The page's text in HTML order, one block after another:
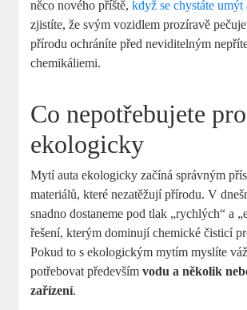
něco nového příště,když se chystáte umýt
zjistíte, že svým vozidlem prozíravě
přírodu ochráníte před neviditelným
chemikáliemi.
Co nepotřebujete
ekologicky
Mytí auta ekologicky začíná správným
materiálů, které nezatěžují přírodu. V
snadno dostaneme pod tlak „rychlých“ a
řešení, kterým dominují chemické čisticí
Pokud to s ekologickým mytím myslíte
potřebovat předevšímvodu a několik
zařízení.